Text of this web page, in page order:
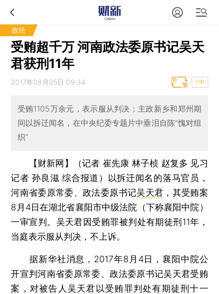
政经
受贿超千万 河南政法委原书记吴天
君获刑11年
2017年08月05日 09:34 T中
受贿1105万余元，表示服从判决；主政新乡和郑州期
间以拆迁闻名，在中央纪委专题片中垂泪自陈“愧对组
织”
【财新网】（记者 崔先康 林子桢 赵复多 见习
记者 孙良滋 综合报道）
以拆迁闻名的落马官员，
河南省委原常委、政法委原书记吴天君 ，其受贿案
8月4日在湖北省襄阳市中级法院（下称襄阳中院）
一审宣判。吴天君因受贿罪被判处有期徒刑11年，
当庭表示服从判决，不上诉。
据新华社消息，2017年8月4日，襄阳中院公
开宣判河南省委原常委、政法委原书记吴天君受贿
案，对被告人吴天君以受贿罪判处有期徒刑十一